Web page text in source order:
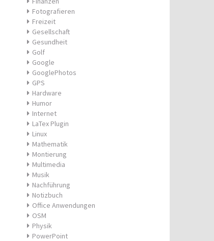
Fotografieren
Freizeit
Gesellschaft
Gesundheit
Golf
Google
GooglePhotos
GPS
Hardware
Humor
Internet
LaTex Plugin
Linux
Mathematik
Montierung
Multimedia
Musik
Nachführung
Notizbuch
Office Anwendungen
OSM
Physik
PowerPoint